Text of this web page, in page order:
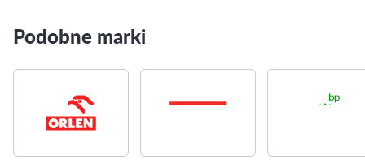
Podobne marki